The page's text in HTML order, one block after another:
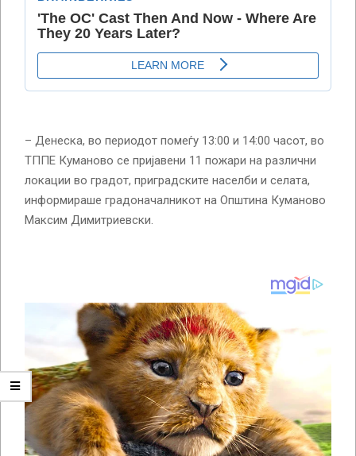
– Денеска, во периодот помеѓу 13:00 и 14:00 часот, во
ТППЕ Куманово се пријавени 11 пожари на различни
локации во градот, приградските населби и селата,
информираше градоначалникот на Општина Куманово
Максим Димитриевски.